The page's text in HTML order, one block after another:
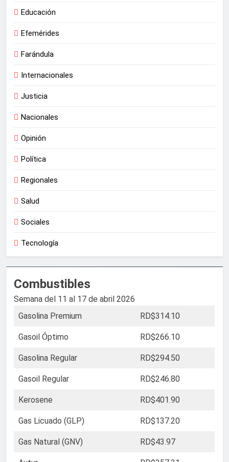
Educación
Efemérides
Farándula
Internacionales
Justicia
Nacionales
Opinión
Política
Regionales
Salud
Sociales
Tecnología
Combustibles
Semana del 11 al 17 de abril 2026
Gasolina Premium
RD$314.10
Gasoil Óptimo RD$266.10
Gasolina Regular RD$294.50
Gasoil Regular RD$246.80
Kerosene RD$401.90
Gas Licuado (GLP) RD$137.20
Gas Natural (GNV) RD$43.97